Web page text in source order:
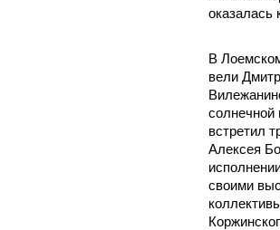
оказалась
В
вели
солнечной
встретил
Алексея
своими